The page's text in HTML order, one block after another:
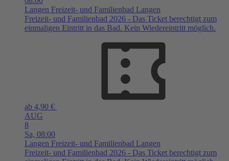
Langen Freizeit- und Familienbad Langen
Freizeit- und Familienbad 2026 - Das Ticket berechtigt zum
einmaligen Eintritt in das Bad. Kein Wiedereintritt möglich.
ab 4,90 €
AUG
8
Sa, 08:00
Langen Freizeit- und Familienbad Langen
Freizeit- und Familienbad 2026 - Das Ticket berechtigt zum